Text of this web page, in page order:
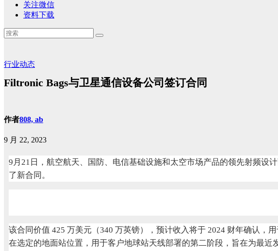
关注微信
资料下载
行业动态
Filtronic Bags与卫星通信设备公司签订合同
作者808, ab
9 月 22, 2023
9月21日，航空航天、国防、电信基础设施和太空市场产品的领先射频设
了新合同。
该合同价值 425 万美元（340 万英镑），预计收入将于 2024 财年确认，
在选定的地面站位置，用于客户地球站天线部署的第二阶段，旨在为最